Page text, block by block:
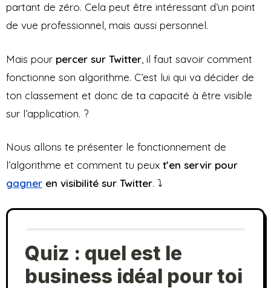
partant de zéro. Cela peut être intéressant d’un point
de vue professionnel, mais aussi personnel.
Mais pour percer sur Twitter , il faut savoir comment
fonctionne son algorithme. C’est lui qui va décider de
ton classement et donc de ta capacité à être visible
sur l’application. ?
Nous allons te présenter le fonctionnement de
l’algorithme et comment tu peux t’en servir pour
gagner en visibilité sur Twitter. ⤵️